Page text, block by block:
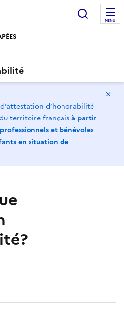
MENU
d’honorabilité
du territoire françaisà partir
professionnels et bénévoles
en situation de
cookies